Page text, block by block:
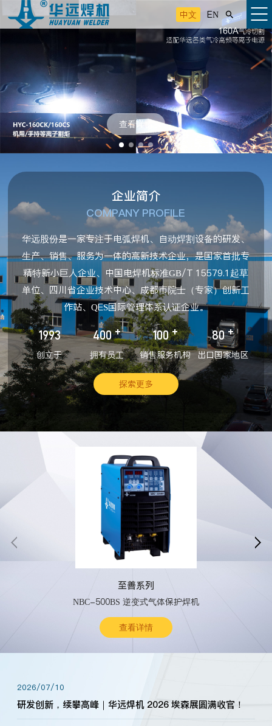
中文 EN 
查看详情
企业简介
COMPANY PROFILE
华远股份是一家专注于电弧焊机、自动焊割设备的研发、
生产、销售、服务为一体的高新技术企业，是国家首批专
精特新小巨人企业、中国电焊机标准GB/T 15579.1起草
单位、四川省企业技术中心、成都市院士（专家）创新工
作站、QES国际管理体系认证企业。
1993
创立于
400 +
拥有员工
100 +
销售服务机构
80 +
出口国家地区
探索更多
至善系列
NBC-500BS 逆变式气体保护焊机
查看详情
 
2026/07/10
研发创新，续攀高峰｜华远焊机 2026 埃森展圆满收官！